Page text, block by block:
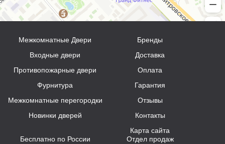
Межкомнатные Двери
Входные двери
Противопожарные двери
Фурнитура
Межкомнатные перегородки
Новинки дверей
Бренды
Доставка
Оплата
Гарантия
Отзывы
Контакты
Карта сайта
Бесплатно по России
Отдел продаж